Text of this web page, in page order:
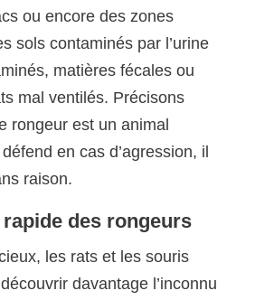
ou encore des zones
sols contaminés par l’urine
matières fécales ou
mal ventilés. Précisons
rongeur est un animal
en cas d’agression, il
raison.
des rongeurs
les rats et les souris
davantage l’inconnu